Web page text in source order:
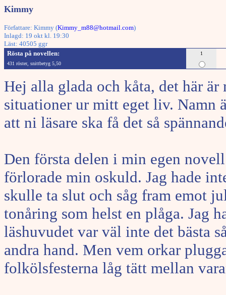
Kimmy
Författare: Kimmy (Kimmy_m88@hotmail.com)
Inlagd: 19 okt kl. 19:30
Läst: 40505 ggr
Rösta på novellen:
1
431 röster, snittbetyg 5,50
Hej alla glada och kåta, det här
situationer ur mitt eget liv. Namn
att ni läsare ska få det så
Den första delen i min egen
förlorade min oskuld. Jag hade
skulle ta slut och såg fram emot
tonåring som helst en plåga. Jag
läshuvudet var väl inte det bästa
andra hand. Men vem orkar
folkölsfesterna låg tätt mellan